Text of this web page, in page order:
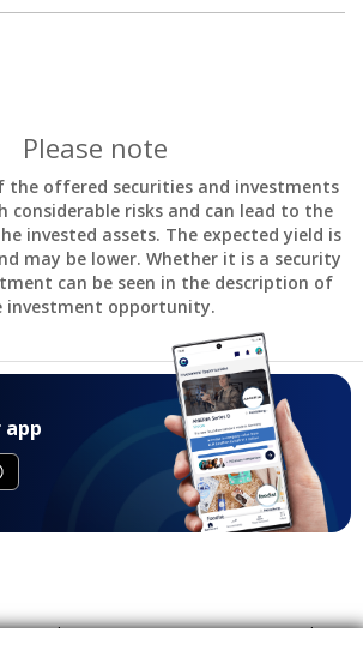
Please note
the offered securities and investments
considerable risks and can lead to the
invested assets. The expected yield is
may be lower. Whether it is a security
can be seen in the description of
investment opportunity.
about investing on Companisto, please
app